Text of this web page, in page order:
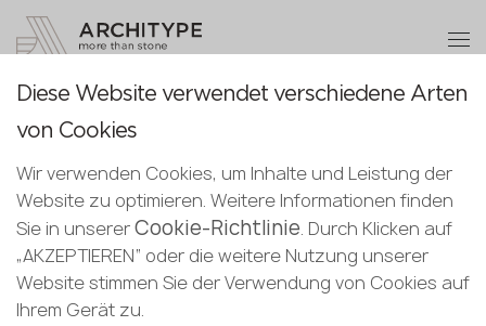
Deutsch
+48 22 602 20 22
Partner werden
Taj Mahal
Keralini
Bestseller
Partner werden
Senden Sie Ihre Daten oder rufen Sie uns
an
+48 22 602 20 22
Ihr Geschäftsprofil
Dankeschön!
Unsere Manager werden Sie in Kürze
kontaktieren
Diese Website verwendet verschiedene Arten
von Cookies
Wir verwenden Cookies, um Inhalte und Leistung der
Website zu optimieren. Weitere Informationen finden
Sie in unsererCookie-Richtlinie. Durch Klicken auf
„AKZEPTIEREN“ oder die weitere Nutzung unserer
Website stimmen Sie der Verwendung von Cookies auf
Ihrem Gerät zu.